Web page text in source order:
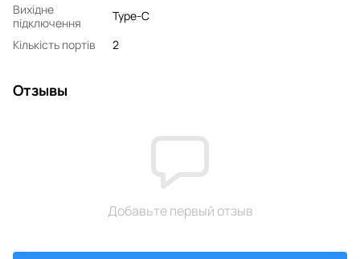
Вихідне
підключення
Type-C
Кількість портів
2
Отзывы
Добавьте первый отзыв